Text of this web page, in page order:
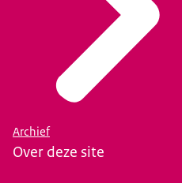
Archief
Over deze site